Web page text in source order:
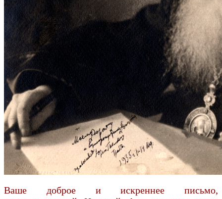
Ваше доброе и искреннее письмо,